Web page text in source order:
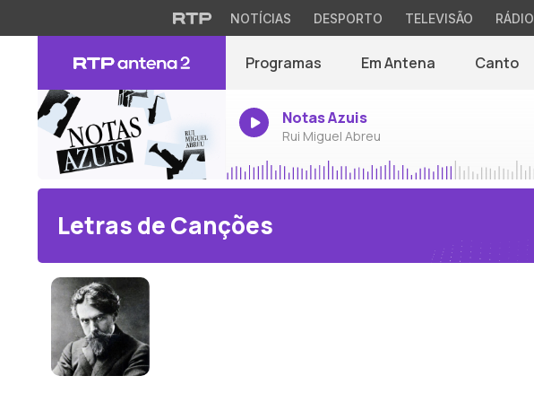
NOTÍCIAS DESPORTO TELEVISÃO RÁDIO
Programas Em Antena Canto
Notas Azuis
Rui Miguel Abreu
Letras de Canções